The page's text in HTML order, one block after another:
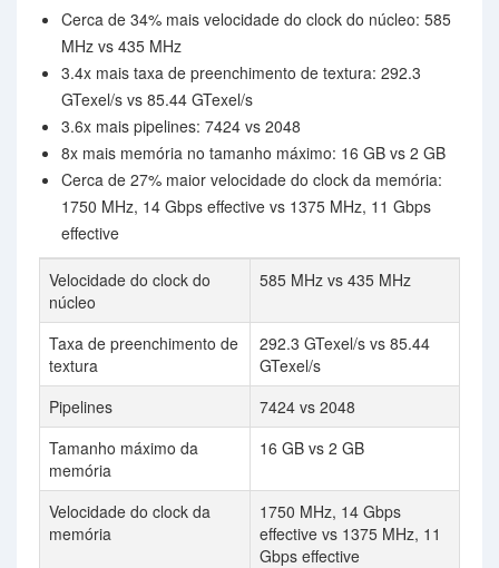
Cerca de 34% mais velocidade do clock do núcleo: 585
MHz vs 435 MHz
3.4x mais taxa de preenchimento de textura: 292.3
GTexel/s vs 85.44 GTexel/s
3.6x mais pipelines: 7424 vs 2048
8x mais memória no tamanho máximo: 16 GB vs 2 GB
Cerca de 27% maior velocidade do clock da memória:
1750 MHz, 14 Gbps effective vs 1375 MHz, 11 Gbps
effective
Velocidade do clock do
núcleo
585 MHz vs 435 MHz
Taxa de preenchimento de
textura
292.3 GTexel/s vs 85.44
GTexel/s
Pipelines
7424 vs 2048
Tamanho máximo da
memória
16 GB vs 2 GB
Velocidade do clock da
memória
1750 MHz, 14 Gbps
effective vs 1375 MHz, 11
Gbps effective